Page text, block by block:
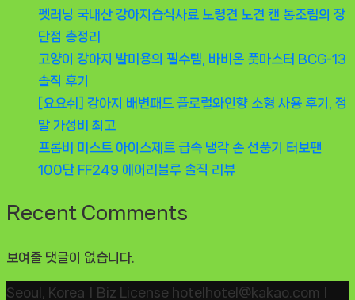
펫러닝 국내산 강아지습식사료 노령견 노견 캔 통조림의 장
단점 총정리
고양이 강아지 발미용의 필수템, 바비온 풋마스터 BCG-13
솔직 후기
[요요쉬] 강아지 배변패드 플로럴와인향 소형 사용 후기, 정
말 가성비 최고
프롬비 미스트 아이스제트 급속 냉각 손 선풍기 터보팬
100단 FF249 에어리블루 솔직 리뷰
Recent Comments
보여줄 댓글이 없습니다.
Seoul, KoreaㅣBiz License hotelhotel@kakao.comㅣ